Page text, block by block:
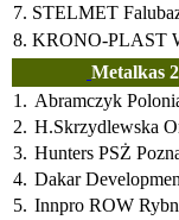
7. STELMET
8. KRONO-PLAST
Metalkas
1. Abramczyk
2. H.Skrzydlewska
3. Hunters PSŻ
4. Dakar
5. Innpro ROW